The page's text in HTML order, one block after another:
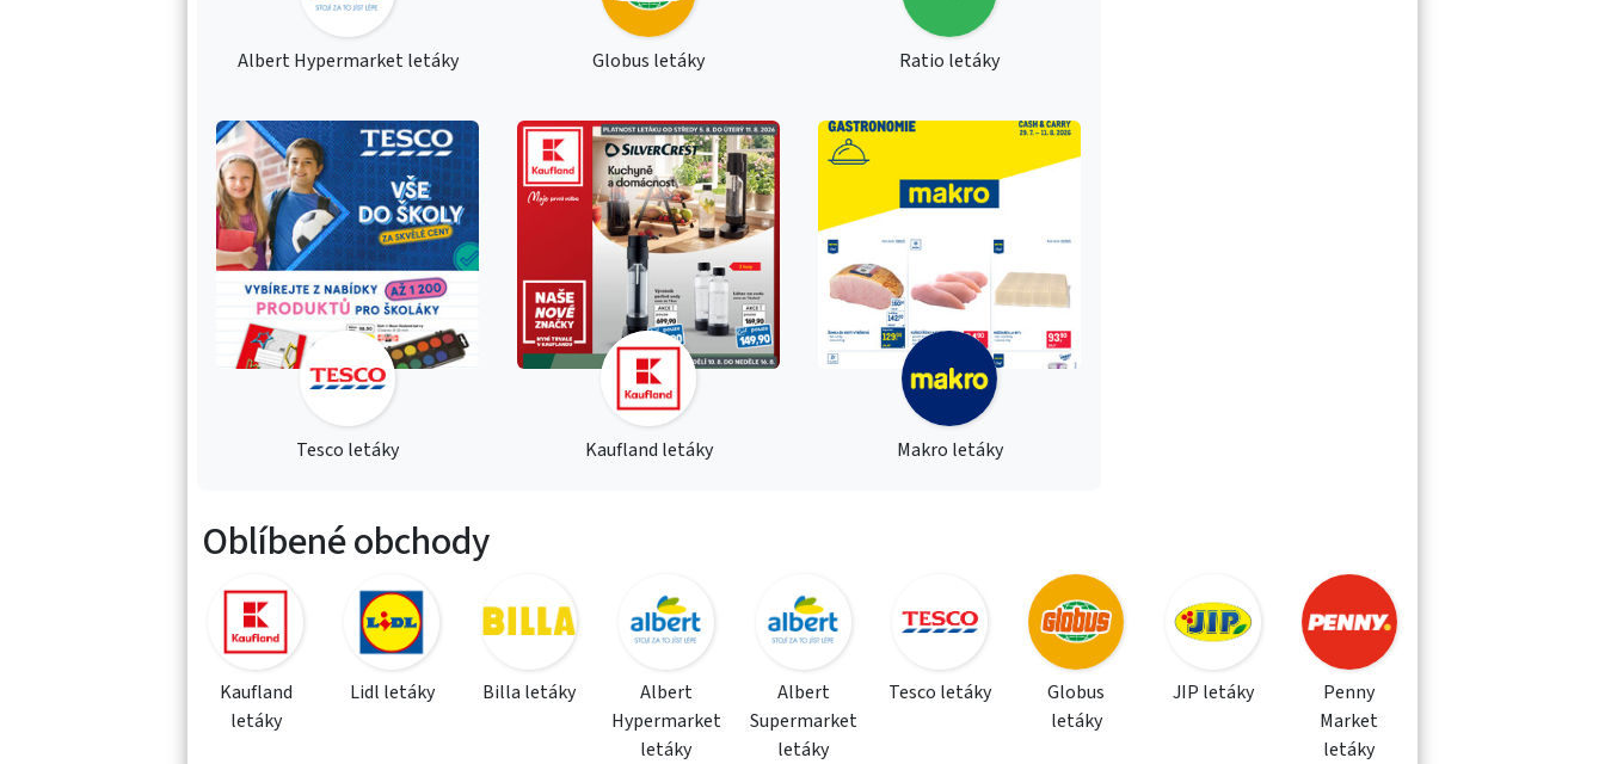
Albert Hypermarket letáky Globus letáky Ratio letáky
Tesco letáky Kaufland letáky Makro letáky
Oblíbené obchody
Kaufland
letáky
Lidl letáky Billa letáky
Albert
Hypermarket
letáky
Albert
Supermarket
letáky
Tesco letáky
Globus
letáky
JIP letáky
Penny
Market
letáky